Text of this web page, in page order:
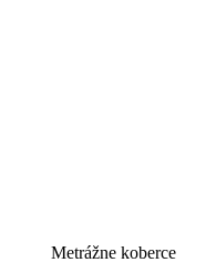
Metrážne koberce